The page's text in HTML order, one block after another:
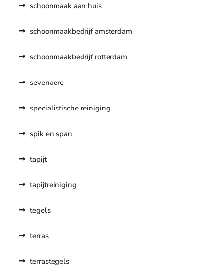
schoonmaak aan huis
schoonmaakbedrijf amsterdam
schoonmaakbedrijf rotterdam
sevenaere
specialistische reiniging
spik en span
tapijt
tapijtreiniging
tegels
terras
terrastegels